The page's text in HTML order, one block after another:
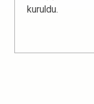
kuruldu.